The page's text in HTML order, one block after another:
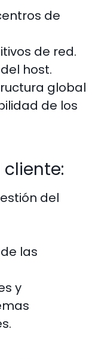
de
de red.
host.
global
de los
del
las
y